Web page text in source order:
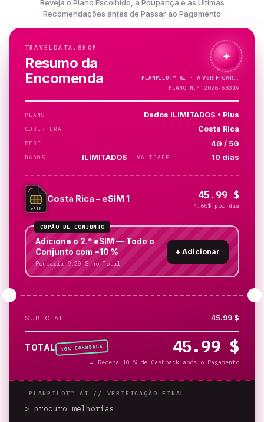
Reveja o Plano Escolhido, a Poupança e as Últimas
Recomendações antes de Passar ao Pagamento
TRAVELDATA.SHOP
Resumo da
Encomenda
✦
PLANPILOT™ AI ·
PLANO N.º 2026-58319
PLANO Dados ILIMITADOS • Plus
COBERTURA Costa Rica
REDE 4G / 5G
DADOS ILIMITADOS VALIDADE 10 dias
eSIM
Costa Rica – eSIM 1 45.99 $
4.60$ por dia
CUPÃO DE CONJUNTO
Adicione o 2.º eSIM — Todo o
Conjunto com −10 %
Pouparia 9.20 $ no Total
+ Adicionar
SUBTOTAL 45.99 $
TOTAL 10% CASHBACK 45.99 $
→ Receba 10 % de Cashback após o Pagamento
PLANPILOT™ AI // VERIFICAÇÃO FINAL
> procuro melhorias